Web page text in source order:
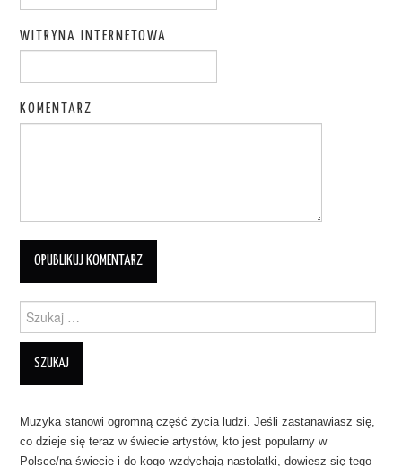
WITRYNA INTERNETOWA
KOMENTARZ
Szukanie dla:
Muzyka stanowi ogromną część życia ludzi. Jeśli zastanawiasz się,
co dzieje się teraz w świecie artystów, kto jest popularny w
Polsce/na świecie i do kogo wzdychają nastolatki, dowiesz się tego